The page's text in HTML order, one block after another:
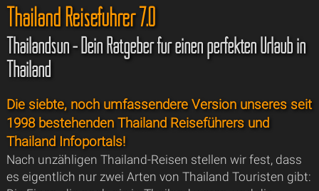
Thailand Reiseführer 7.0
Thailandsun - Dein Ratgeber für einen perfekten Urlaub in
Thailand
Die siebte, noch umfassendere Version unseres seit
1998 bestehenden Thailand Reiseführers und
Thailand Infoportals!
Nach unzähligen Thailand-Reisen stellen wir fest, dass
es eigentlich nur zwei Arten von Thailand Touristen gibt: